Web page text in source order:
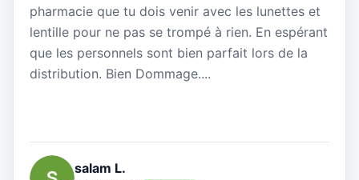
pharmacie que tu dois venir avec les lunettes et
lentille pour ne pas se trompé à rien. En espérant
que les personnels sont bien parfait lors de la
distribution. Bien Dommage....
salam L.